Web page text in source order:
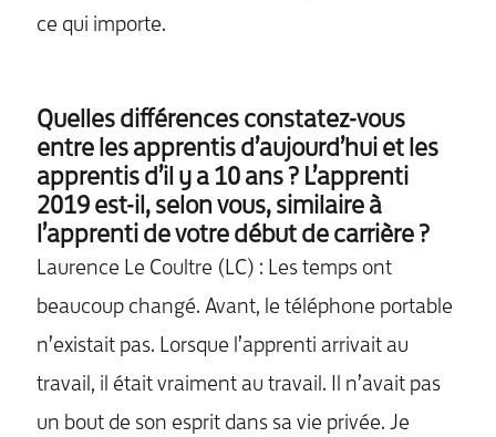
ce qui importe.
Quelles différences constatez-vous
entre les apprentis d’aujourd’hui et les
apprentis d’il y a 10 ans ? L’apprenti
2019 est-il, selon vous, similaire à
l’apprenti de votre début de carrière ?
Laurence Le Coultre (LC) : Les temps ont
beaucoup changé. Avant, le téléphone portable
n’existait pas. Lorsque l’apprenti arrivait au
travail, il était vraiment au travail. Il n’avait pas
un bout de son esprit dans sa vie privée. Je